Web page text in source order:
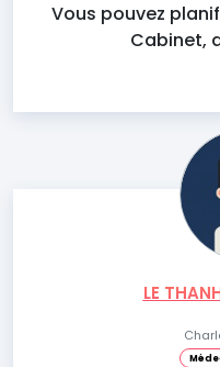
Vous pouvez
Cabinet,
LE